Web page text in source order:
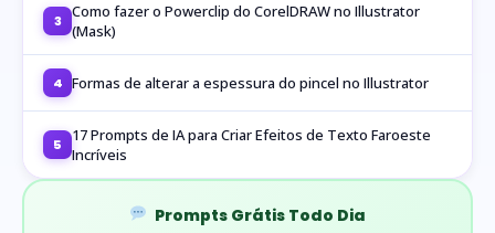
3 Como fazer o Powerclip do CorelDRAW no Illustrator
(Mask)
4 Formas de alterar a espessura do pincel no Illustrator
5
17 Prompts de IA para Criar Efeitos de Texto Faroeste
Incríveis
Prompts Grátis Todo Dia